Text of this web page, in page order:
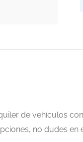
de vehículos
no dudes en